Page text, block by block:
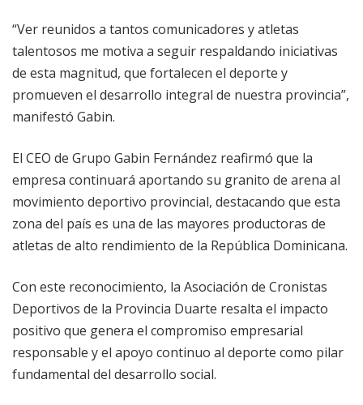
“Ver reunidos a tantos comunicadores y atletas
talentosos me motiva a seguir respaldando iniciativas
de esta magnitud, que fortalecen el deporte y
promueven el desarrollo integral de nuestra provincia”,
manifestó Gabin.
El CEO de Grupo Gabin Fernández reafirmó que la
empresa continuará aportando su granito de arena al
movimiento deportivo provincial, destacando que esta
zona del país es una de las mayores productoras de
atletas de alto rendimiento de la República Dominicana.
Con este reconocimiento, la Asociación de Cronistas
Deportivos de la Provincia Duarte resalta el impacto
positivo que genera el compromiso empresarial
responsable y el apoyo continuo al deporte como pilar
fundamental del desarrollo social.